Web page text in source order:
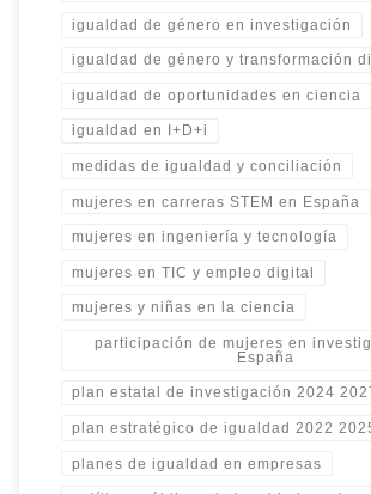
igualdad de género en investigación
igualdad de género y transformación
igualdad de oportunidades en ciencia
igualdad en I+D+i
medidas de igualdad y conciliación
mujeres en carreras STEM en España
mujeres en ingeniería y tecnología
mujeres en TIC y empleo digital
mujeres y niñas en la ciencia
participación de mujeres en
España
plan estatal de investigación 2024
plan estratégico de igualdad 2022
planes de igualdad en empresas